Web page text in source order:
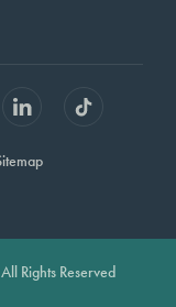
Rights Reserved